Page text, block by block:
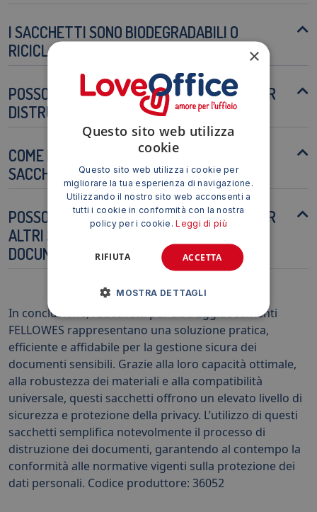
I SACCHETTI SONO BIODEGRADABILI O
RICICLABILI?
POSSO UTILIZZARE QUESTI SACCHETTI PER
DISTRUGGERE CARTE DI CREDITO O CD?
COME POSSO PROLUNGARE LA DURATA DEI
SACCHETTI?
POSSO UTILIZZARE QUESTI SACCHETTI PER
ALTRI SCOPI OLTRE ALLA DISTRUZIONE DEI
DOCUMENTI?
In conclusione, i Sacchetti per distruggidocumenti
FELLOWES rappresentano una soluzione pratica,
efficiente e affidabile per la gestione sicura dei
documenti sensibili. Grazie alla loro capacità ottimale,
alla robustezza dei materiali e alla compatibilità
universale, questi sacchetti offrono un elevato livello di
sicurezza e protezione della privacy. L’utilizzo di questi
sacchetti semplifica notevolmente il processo di
distruzione dei documenti, garantendo al contempo la
conformità alle normative vigenti sulla protezione dei
dati personali. Codice produttore: 36052
×
Questo sito web utilizza
cookie
Questo sito web utilizza i cookie per
migliorare la tua esperienza di navigazione.
Utilizzando il nostro sito web acconsenti a
tutti i cookie in conformità con la nostra
policy per i cookie.Leggi di più
ACCETTA
RIFIUTA
MOSTRA DETTAGLI